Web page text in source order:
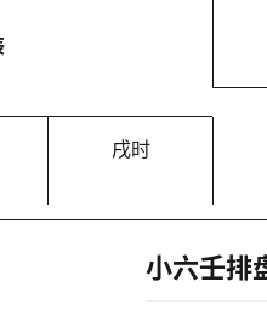
戌时
小六壬排